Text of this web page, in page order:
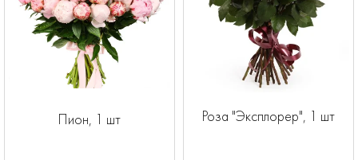
Пион, 1 шт Роза "Эксплорер", 1 шт